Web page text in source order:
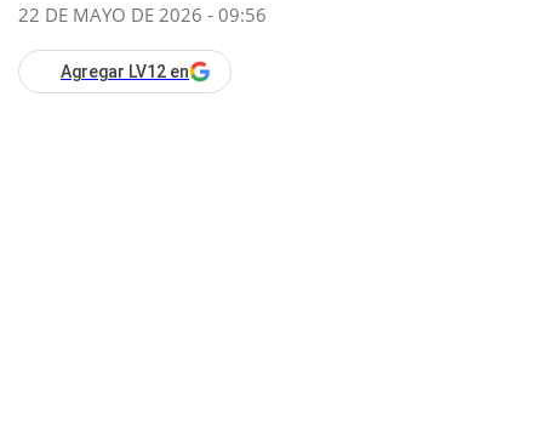
22 DE MAYO DE 2026 - 09:56
Agregar LV12 en